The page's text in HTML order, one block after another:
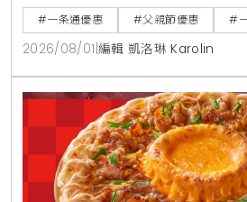
品，同步推出父親節增量優惠活
#一条通優惠 #父親節優惠 #
2026/08/01 編輯 凱洛琳 Karolin